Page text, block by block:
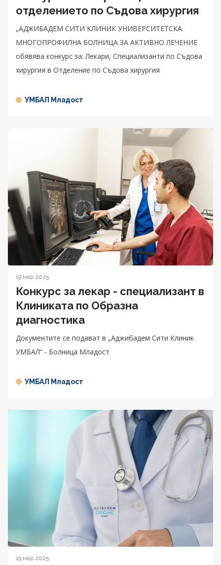
отделението по Съдова хирургия
„АДЖИБАДЕМ СИТИ КЛИНИК УНИВЕРСИТЕТСКА
МНОГОПРОФИЛНА БОЛНИЦА ЗА АКТИВНО ЛЕЧЕНИЕ
обявява конкурс за: Лекари, Специализанти по Съдова
хирургия в Отделение по Съдова хирургия
УМБАЛ Младост
19 мар 2025
Конкурс за лекар - специализант в
Клиниката по Образна
диагностика
Документите се подават в „Аджибадем Сити Клиник
УМБАЛ“ - Болница Младост
УМБАЛ Младост
19 мар 2025